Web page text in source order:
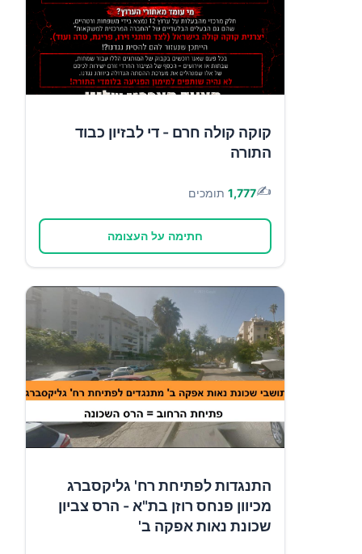
קוקה קולה חרם - די לבזיון כבוד
התורה
✍️
1,777 תומכים
חתימה על העצומה
התנגדות לפתיחת רח' גליקסברג
מכיוון פנחס רוזן בת"א - הרס צביון
שכונת נאות אפקה ב'